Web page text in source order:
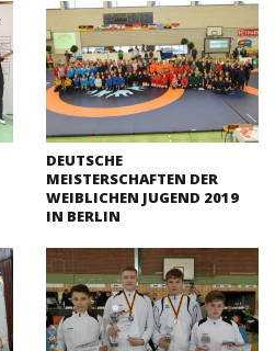
DEUTSCHE
MEISTERSCHAFTEN DER
WEIBLICHEN JUGEND 2019
IN BERLIN